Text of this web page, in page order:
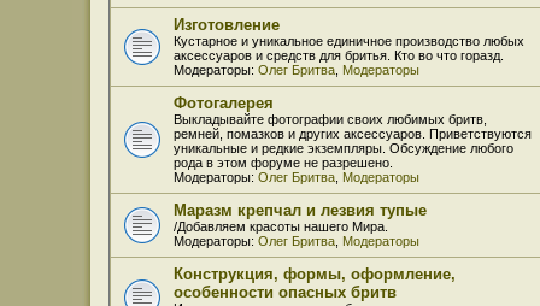
Изготовление
Кустарное и уникальное единичное производство любых
аксессуаров и средств для бритья. Кто во что горазд.
Модераторы: Олег Бритва Модераторы
Фотогалерея
Выкладывайте фотографии своих любимых бритв,
ремней, помазков и других аксессуаров. Приветствуются
уникальные и редкие экземпляры. Обсуждение любого
рода в этом форуме не разрешено.
Модераторы: Олег Бритва Модераторы
Маразм крепчал и лезвия тупые
/Добавляем красоты нашего Мира.
Модераторы: Олег Бритва Модераторы
Конструкция, формы, оформление,
особенности опасных бритв